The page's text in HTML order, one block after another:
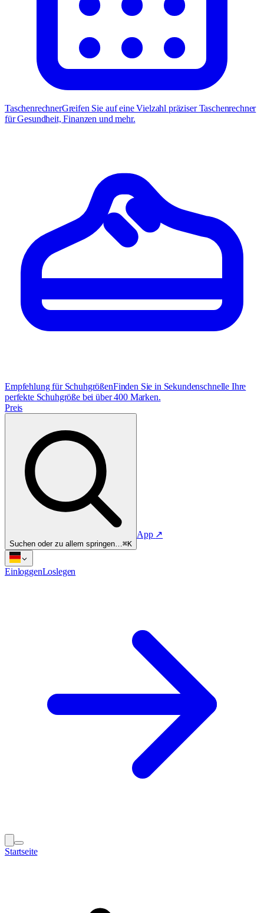
TaschenrechnerGreifen Sie auf eine Vielzahl präziser Taschenrechner
für Gesundheit, Finanzen und mehr.
Empfehlung für SchuhgrößenFinden Sie in Sekundenschnelle Ihre
perfekte Schuhgröße bei über 400 Marken.
Preis
Suchen oder zu allem springen…⌘K
App ↗
EinloggenLoslegen
Startseite